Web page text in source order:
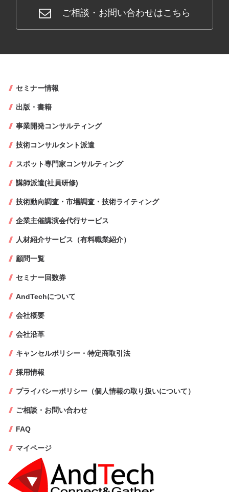
ご相談・お問い合わせはこちら
セミナー情報
出版・書籍
事業開発コンサルティング
技術コンサルタント派遣
スポット専門家コンサルティング
講師派遣(社員研修)
技術動向調査・市場調査・技術ライティング
企業主催講演会代行サービス
人材紹介サービス（有料職業紹介）
顧問一覧
セミナー回数券
AndTechについて
会社概要
会社沿革
キャンセルポリシー・特定商取引法
採用情報
プライバシーポリシー（個人情報の取り扱いについて）
ご相談・お問い合わせ
FAQ
マイページ